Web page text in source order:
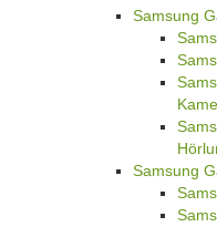
Samsung
Samsung